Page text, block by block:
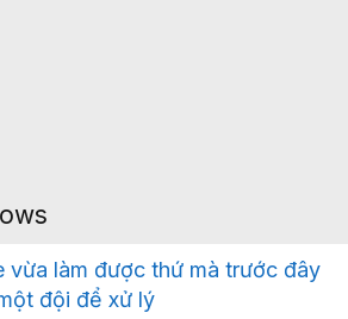
vừa làm được thứ mà trước đây
đội để xử lý